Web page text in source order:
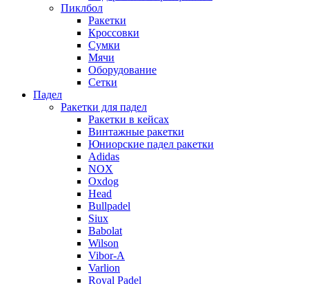
Пиклбол
Ракетки
Кроссовки
Сумки
Мячи
Оборудование
Сетки
Падел
Ракетки для падел
Ракетки в кейсах
Винтажные ракетки
Юниорские падел ракетки
Adidas
NOX
Oxdog
Head
Bullpadel
Siux
Babolat
Wilson
Vibor-A
Varlion
Royal Padel